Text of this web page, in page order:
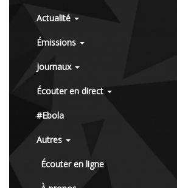
Actualité
Émissions
Journaux
Écouter en direct
#Ebola
Autres
Écouter en ligne